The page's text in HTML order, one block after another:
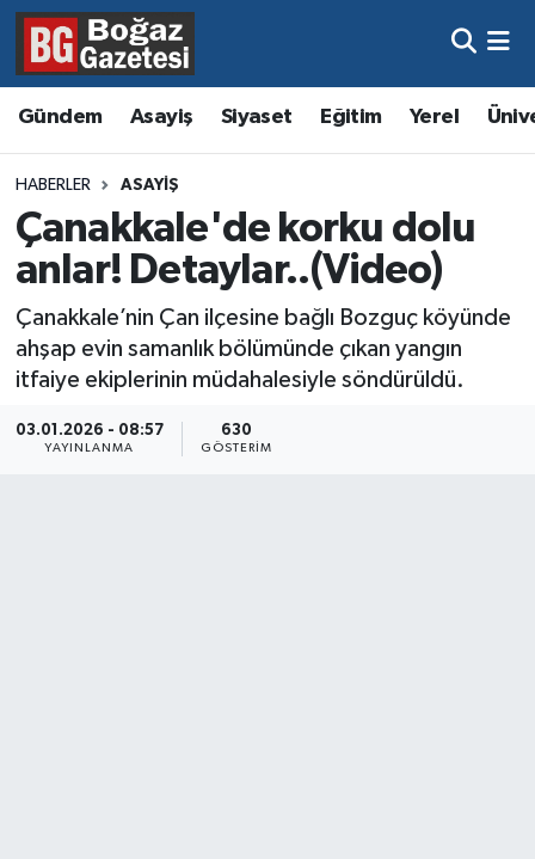
Gündem Asayiş Siyaset Eğitim Yerel
HABERLER ASAYIŞ
Çanakkale'de korku dolu
anlar! Detaylar..(Video)
Çanakkale’nin Çan ilçesine bağlı Bozguç köyünde
ahşap evin samanlık bölümünde çıkan yangın
itfaiye ekiplerinin müdahalesiyle söndürüldü.
03.01.2026 - 08:57
YAYINLANMA
630
GÖSTERIM
Asayiş
Eğitim
Ekonomi
Gündem
Kültür ve Sanat
Magazin
Resmi İlanlar
Hava Durumu
Trafik Durumu
Süper Lig Puan Durumu ve Fikstür
Tüm Manşetler
Son Dakika Haberleri
Haber Arşivi